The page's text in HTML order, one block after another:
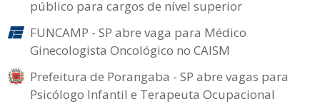
público para cargos de nível superior
FUNCAMP - SP abre vaga para Médico
Ginecologista Oncológico no CAISM
Prefeitura de Porangaba - SP abre vagas para
Psicólogo Infantil e Terapeuta Ocupacional